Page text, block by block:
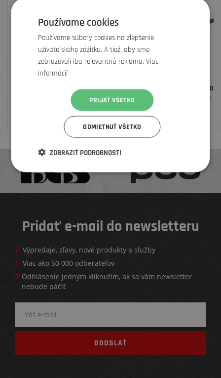
DEITY PREDSTAVEC CAVITY, RED, 31,8
MM
99€
DEITY RIADIDLA BRENDOG
31,8 MM
Pridať e-mail do newsletteru
Výpredaje, zľavy, nové produkty a služby
Viac ako 50 000 odberateľov
Odhlásenie jedným kliknutím, ak sa vám newsletter
nebude páčiť
Používame cookies
Používame súbory cookies na zlepšenie
užívateľského zážitku. A tiež, aby sme
zobrazovali iba relevantnú reklamu. Viac
informácií
PRIJAŤ VŠETKO
ODMIETNUŤ VŠETKO
ZOBRAZIŤ PODROBNOSTI